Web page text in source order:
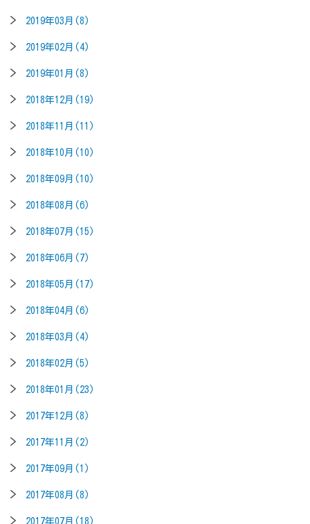
2019年03月(8)
2019年02月(4)
2019年01月(8)
2018年12月(19)
2018年11月(11)
2018年10月(10)
2018年09月(10)
2018年08月(6)
2018年07月(15)
2018年06月(7)
2018年05月(17)
2018年04月(6)
2018年03月(4)
2018年02月(5)
2018年01月(23)
2017年12月(8)
2017年11月(2)
2017年09月(1)
2017年08月(8)
2017年07月(18)